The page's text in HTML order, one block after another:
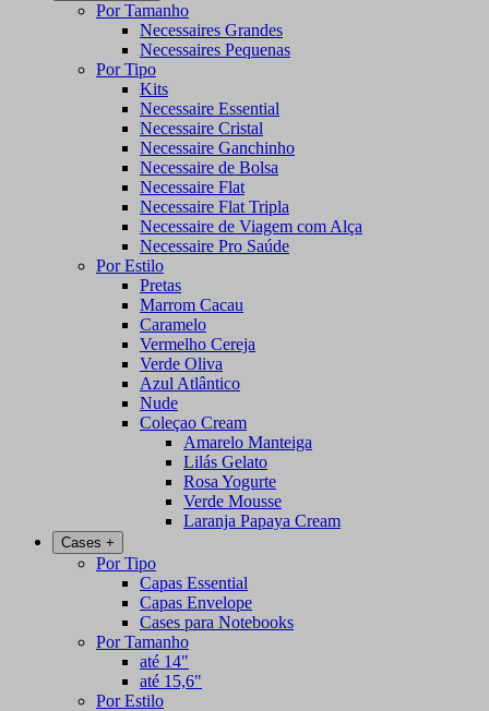
Por Tamanho
Necessaires Grandes
Necessaires Pequenas
Por Tipo
Kits
Necessaire Essential
Necessaire Cristal
Necessaire Ganchinho
Necessaire de Bolsa
Necessaire Flat
Necessaire Flat Tripla
Necessaire de Viagem com Alça
Necessaire Pro Saúde
Por Estilo
Pretas
Marrom Cacau
Caramelo
Vermelho Cereja
Verde Oliva
Azul Atlântico
Nude
Coleçao Cream
Amarelo Manteiga
Lilás Gelato
Rosa Yogurte
Verde Mousse
Laranja Papaya Cream
Cases +
Por Tipo
Capas Essential
Capas Envelope
Cases para Notebooks
Por Tamanho
até 14"
até 15,6"
Por Estilo